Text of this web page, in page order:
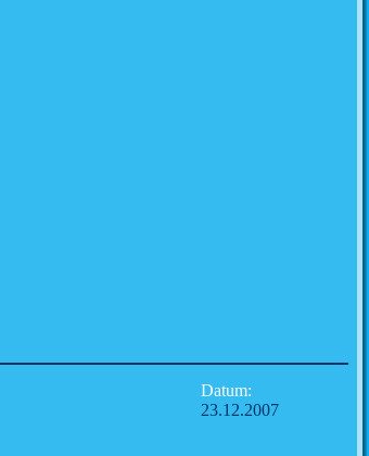
Datum:
23.12.2007